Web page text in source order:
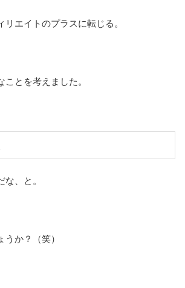
リエイトのプラスに転じる。
とを考えました。
、と。
か？（笑）